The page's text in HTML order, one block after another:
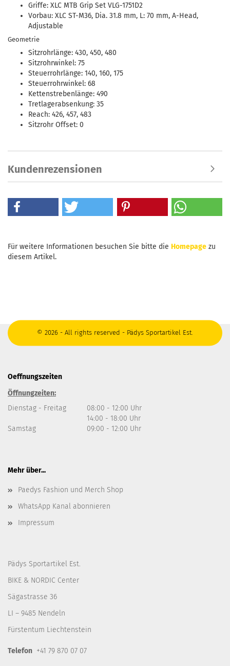
Griffe: XLC MTB Grip Set VLG-1751D2
Vorbau: XLC ST-M36, Dia. 31.8 mm, L: 70 mm, A-Head,
Adjustable
Geometrie
Sitzrohrlänge: 430, 450, 480
Sitzrohrwinkel: 75
Steuerrohrlänge: 140, 160, 175
Steuerrohrwinkel: 68
Kettenstrebenlänge: 490
Tretlagerabsenkung: 35
Reach: 426, 457, 483
Sitzrohr Offset: 0
Kundenrezensionen
Für weitere Informationen besuchen Sie bitte die Homepage zu
diesem Artikel.
© 2026 - All rights reserved - Pädys Sportartikel Est.
Oeffnungszeiten
Öffnungzeiten:
Dienstag - Freitag
08:00 - 12:00 Uhr
14:00 - 18:00 Uhr
Samstag
09:00 - 12:00 Uhr
Mehr über...
Paedys Fashion und Merch Shop
WhatsApp Kanal abonnieren
Impressum
Pädys Sportartikel Est.
BIKE & NORDIC Center
Sägastrasse 36
LI – 9485 Nendeln
Fürstentum Liechtenstein
Telefon +41 79 870 07 07